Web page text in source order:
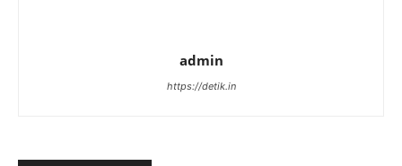
admin
https://detik.in